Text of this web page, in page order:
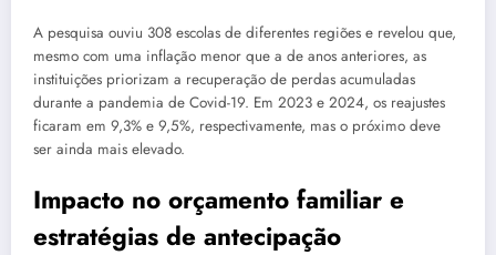
A pesquisa ouviu 308 escolas de diferentes regiões e revelou que,
mesmo com uma inflação menor que a de anos anteriores, as
instituições priorizam a recuperação de perdas acumuladas
durante a pandemia de Covid-19. Em 2023 e 2024, os reajustes
ficaram em 9,3% e 9,5%, respectivamente, mas o próximo deve
ser ainda mais elevado.
Impacto no orçamento familiar e
estratégias de antecipação